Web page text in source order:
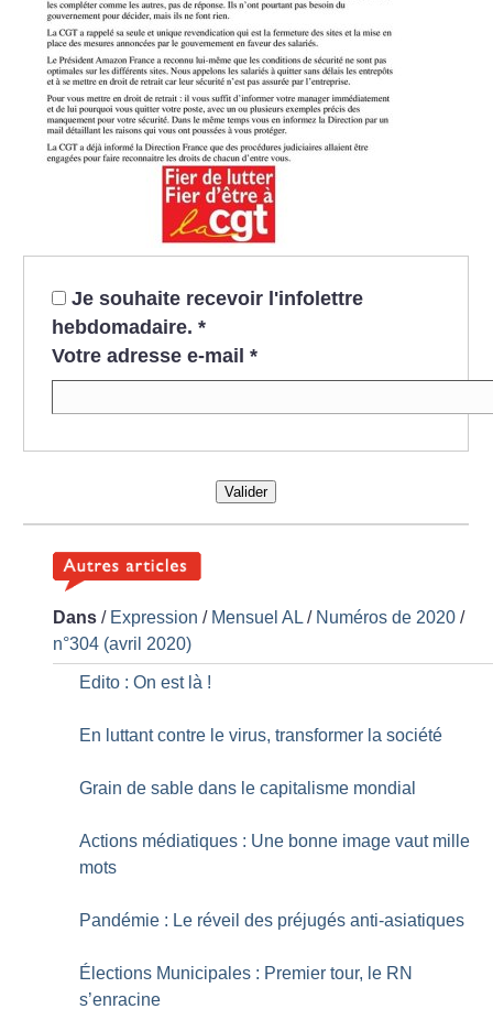
Je souhaite recevoir l'infolettre
hebdomadaire. *
Votre adresse e-mail *
Valider
Dans / Expression / Mensuel AL / Numéros de 2020 /
n°304 (avril 2020)
Edito : On est là !
En luttant contre le virus, transformer la société
Grain de sable dans le capitalisme mondial
Actions médiatiques : Une bonne image vaut mille
mots
Pandémie : Le réveil des préjugés anti-asiatiques
Élections Municipales : Premier tour, le RN
s’enracine